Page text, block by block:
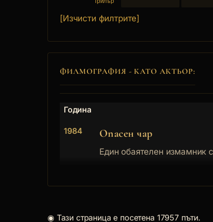
[Изчисти филтрите]
ФИЛМОГРАФИЯ - КАТО АКТЬОР:
Година
1984 Опасен чар
Един обаятелен измамник
◉ Тази страница е посетена 17957 пъти.